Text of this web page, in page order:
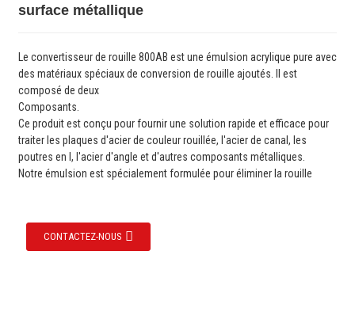
surface métallique
Le convertisseur de rouille 800AB est une émulsion acrylique pure avec
des matériaux spéciaux de conversion de rouille ajoutés. Il est
composé de deux
Composants.
Ce produit est conçu pour fournir une solution rapide et efficace pour
traiter les plaques d'acier de couleur rouillée, l'acier de canal, les
poutres en I, l'acier d'angle et d'autres composants métalliques.
Notre émulsion est spécialement formulée pour éliminer la rouille
CONTACTEZ-NOUS